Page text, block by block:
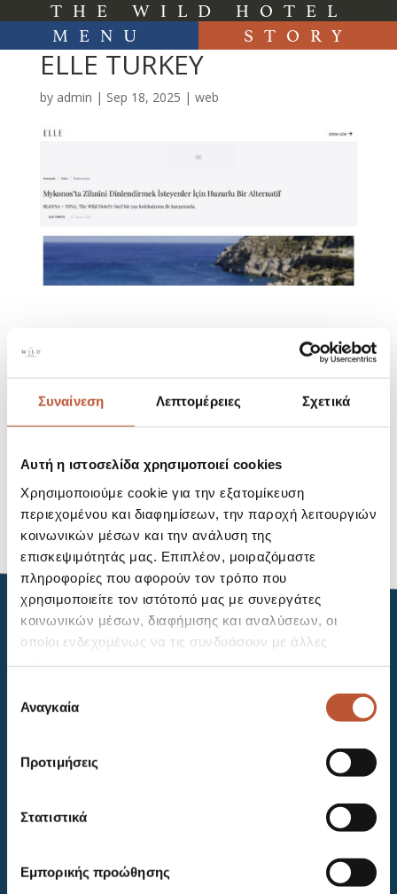
Συναίνεση Λεπτομέρειες Σχετικά
Αυτή η ιστοσελίδα χρησιμοποιεί cookies
Χρησιμοποιούμε cookie για την εξατομίκευση
περιεχομένου και διαφημίσεων, την παροχή λειτουργιών
κοινωνικών μέσων και την ανάλυση της
επισκεψιμότητάς μας. Επιπλέον, μοιραζόμαστε
πληροφορίες που αφορούν τον τρόπο που
χρησιμοποιείτε τον ιστότοπό μας με συνεργάτες
κοινωνικών μέσων, διαφήμισης και αναλύσεων, οι
οποίοι ενδεχομένως να τις συνδυάσουν με άλλες
των υπηρεσιών τους.
συγκατάθεσης
Αναγκαία
Προτιμήσεις
Στατιστικά
Εμπορικής προώθησης
THE WILD HOTEL
MENU
STORY
ELLE TURKEY
by admin | Sep 18, 2025 | web
Recent Posts
Hello world!
Recent Comments
A WordPress CommenteronHello world!
INFO@THEWILDHOTEL.COM